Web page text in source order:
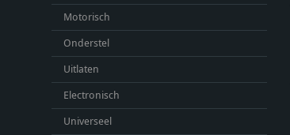
Motorisch
Onderstel
Uitlaten
Electronisch
Universeel